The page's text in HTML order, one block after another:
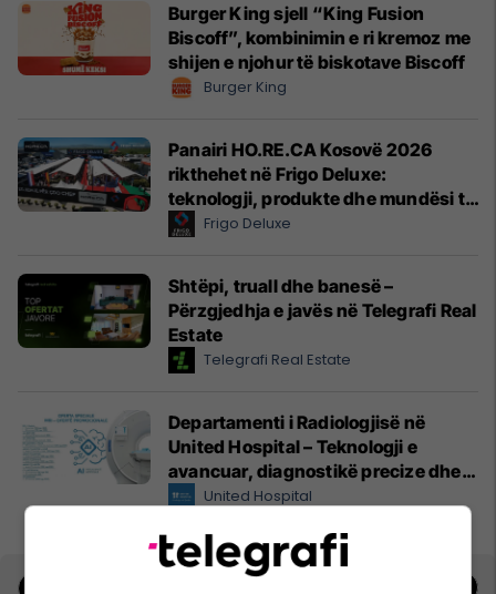
Burger King sjell “King Fusion
Biscoff”, kombinimin e ri kremoz me
shijen e njohur të biskotave Biscoff
Burger King
Panairi HO.RE.CA Kosovë 2026
rikthehet në Frigo Deluxe:
teknologji, produkte dhe mundësi të
reja për hoteleri dhe gastronomi
Frigo Deluxe
Shtëpi, truall dhe banesë –
Përzgjedhja e javës në Telegrafi Real
Estate
Telegrafi Real Estate
Departamenti i Radiologjisë në
United Hospital – Teknologji e
avancuar, diagnostikë precize dhe
kujdes profesional
United Hospital